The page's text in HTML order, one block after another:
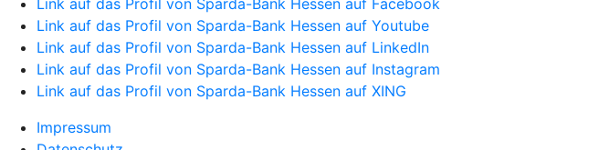
Link auf das Profil von Sparda-Bank Hessen auf Facebook
Link auf das Profil von Sparda-Bank Hessen auf Youtube
Link auf das Profil von Sparda-Bank Hessen auf LinkedIn
Link auf das Profil von Sparda-Bank Hessen auf Instagram
Link auf das Profil von Sparda-Bank Hessen auf XING
Impressum